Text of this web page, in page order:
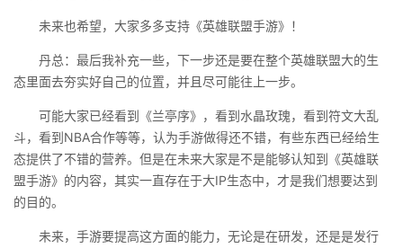
未来也希望，大家多多支持《英雄联盟手游》！
丹总：最后我补充一些，下一步还是要在整个英雄联盟大的生
态里面去夯实好自己的位置，并且尽可能往上一步。
可能大家已经看到《兰亭序》，看到水晶玫瑰，看到符文大乱
斗，看到NBA合作等等，认为手游做得还不错，有些东西已经给生
态提供了不错的营养。但是在未来大家是不是能够认知到《英雄联
盟手游》的内容，其实一直存在于大IP生态中，才是我们想要达到
的目的。
未来，手游要提高这方面的能力，无论是在研发，还是是发行